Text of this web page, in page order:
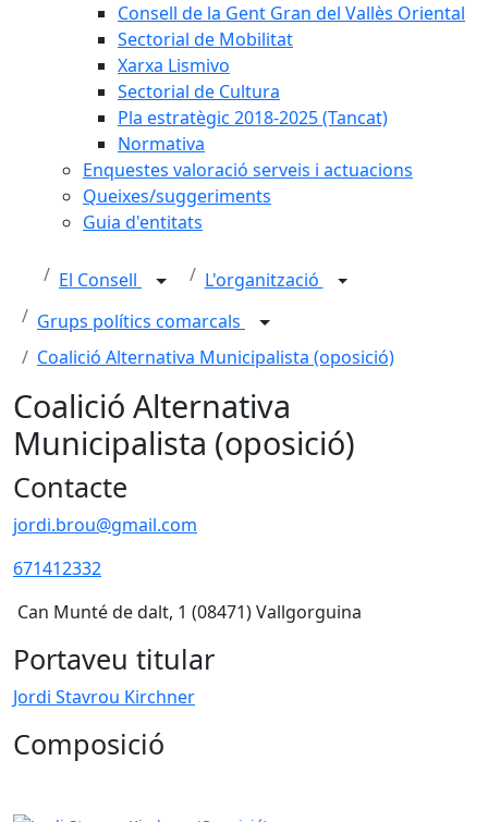
Consell de la Gent Gran del Vallès Oriental
Sectorial de Mobilitat
Xarxa Lismivo
Sectorial de Cultura
Pla estratègic 2018-2025 (Tancat)
Normativa
Enquestes valoració serveis i actuacions
Queixes/suggeriments
Guia d'entitats
El Consell
L'organització
Grups polítics comarcals
Coalició Alternativa Municipalista (oposició)
Coalició Alternativa
Municipalista (oposició)
Contacte
jordi.brou@gmail.com
671412332
Can Munté de dalt, 1 (08471) Vallgorguina
Portaveu titular
Jordi Stavrou Kirchner
Composició